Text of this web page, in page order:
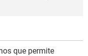
que permite